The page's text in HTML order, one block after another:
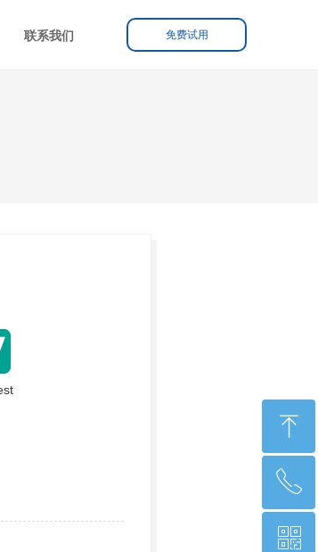
联系我们 免费试用
ꁸ
回到顶部
ꂅ
010-68379213-825
ꀥ